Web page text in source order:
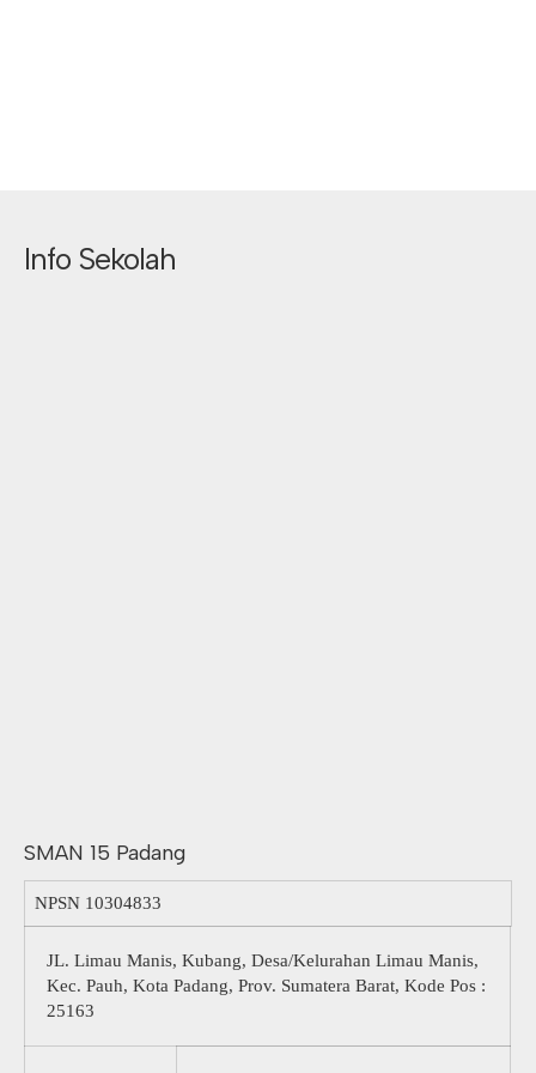
Info Sekolah
SMAN 15 Padang
NPSN 10304833
JL. Limau Manis, Kubang, Desa/Kelurahan Limau Manis,
Kec. Pauh, Kota Padang, Prov. Sumatera Barat, Kode Pos :
25163